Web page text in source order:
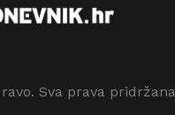
Sva prava pridržana